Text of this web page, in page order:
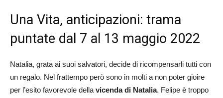
Una Vita, anticipazioni: trama
puntate dal 7 al 13 maggio 2022
Natalia, grata ai suoi salvatori, decide di ricompensarli tutti con
un regalo. Nel frattempo però sono in molti a non poter gioire
per l’esito favorevole della vicenda di Natalia. Felipe è troppo